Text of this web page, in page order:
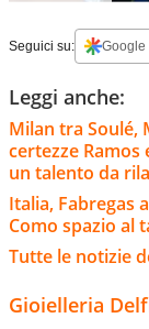
Seguici su: Google
Leggi anche:
Milan tra Soulé,
certezze
un talento da
Italia, Fabregas
Como spazio al
Tutte le notizie
Gioielleria